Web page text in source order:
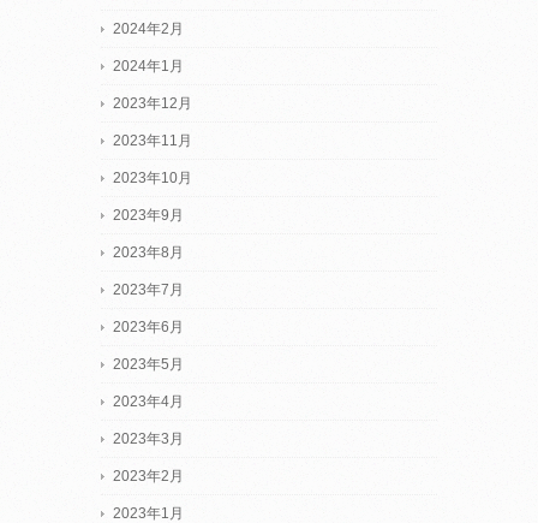
2024年2月
2024年1月
2023年12月
2023年11月
2023年10月
2023年9月
2023年8月
2023年7月
2023年6月
2023年5月
2023年4月
2023年3月
2023年2月
2023年1月